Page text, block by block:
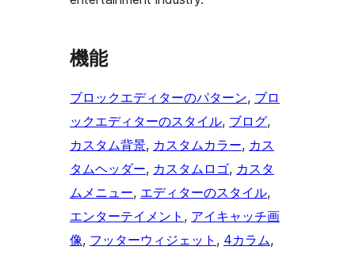
機能
ブロックエディターのパターン, ブロ
ックエディターのスタイル, ブログ
カスタム背景, カスタムカラー, カス
タムヘッダー, カスタムロゴ, カスタ
ムメニュー, エディターのスタイル
エンターテイメント , アイキャッチ画
像, フッターウィジェット , 4カラム